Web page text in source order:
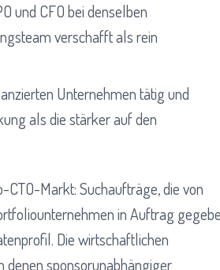
und CFO bei denselben
verschafft als rein
Unternehmen tätig und
als die stärker auf den
Markt: Suchaufträge, die von
in Auftrag
Die wirtschaftlichen
denen sponsorunabhängiger